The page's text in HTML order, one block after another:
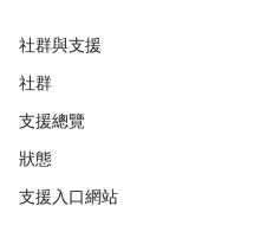
社群與支援
社群
支援總覽
狀態
支援入口網站